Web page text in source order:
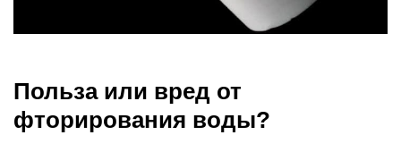
Польза или вред от
фторирования воды?